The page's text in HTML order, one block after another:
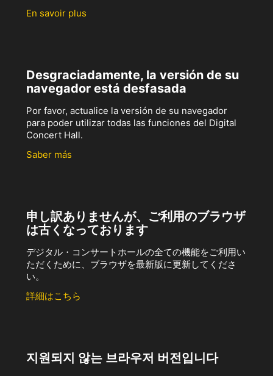
En savoir plus
Desgraciadamente, la versión de su
navegador está desfasada
Por favor, actualice la versión de su navegador
para poder utilizar todas las funciones del Digital
Concert Hall.
Saber más
申し訳ありませんが、ご利用のブラウザ
は古くなっております
デジタル・コンサートホールの全ての機能をご利用い
ただくために、ブラウザを最新版に更新してくださ
い。
詳細はこちら
지원되지 않는 브라우저 버전입니다